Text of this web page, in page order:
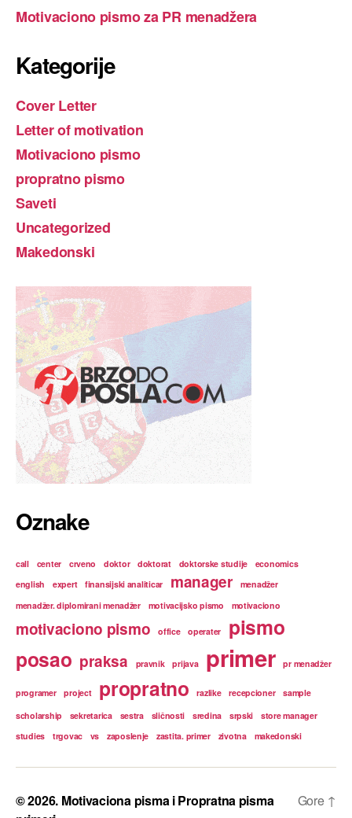
Motivaciono pismo za PR menadžera
Kategorije
Cover Letter
Letter of motivation
Motivaciono pismo
propratno pismo
Saveti
Uncategorized
Makedonski
Oznake
call center crveno doktor doktorat doktorske studije
economics
english
expert finansijski analiticar manager
menadžer
menadžer. diplomirani menadžer
motivacijsko pismo motivaciono
motivaciono pismo office operater
pismo
posao praksa pravnik prijava primer pr menadžer
programer project propratno razlike recepcioner
sample
scholarship
sekretarica sestra sličnosti sredina srpski
store manager
studies
trgovac vs zaposlenje zastita. primer zivotna makedonski
© 2026. Motivaciona pisma i Propratna pisma
Gore ↑